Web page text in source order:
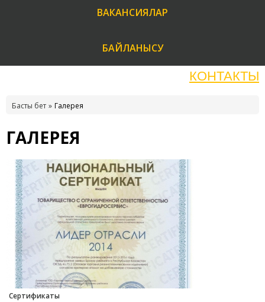
ВАКАНСИЯЛАР
БАЙЛАНЫСУ
КОНТАКТЫ
Басты бет Галерея
ГАЛЕРЕЯ
Сертификаты